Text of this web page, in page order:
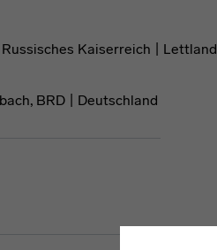
Russisches Kaiserreich | Lettland
BRD | Deutschland